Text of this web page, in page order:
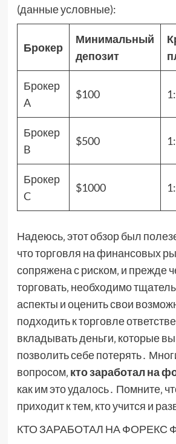
(данные условные):
Брокер
Минимальный
депозит
Брокер
A
$100
Брокер
B
$500
Брокер
C
$1000
Надеюсь‚ этот обзор был
что торговля на финансовых
сопряжена с риском‚ и прежде
торговать‚ необходимо
аспекты и оценить свои
подходить к торговле
вкладывать деньги‚ которые
позволить себе потерять․
вопросом‚ кто заработал на
как им это удалось․ Помните‚
приходит к тем‚ кто учится и
КТО ЗАРАБОТАЛ НА ФОРЕКС